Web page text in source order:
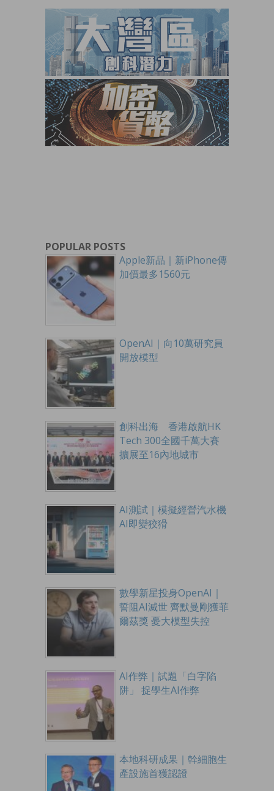
POPULAR POSTS
Apple新品｜新iPhone傳
加價最多1560元
OpenAI｜向10萬研究員
開放模型
創科出海 香港啟航HK
Tech 300全國千萬大賽
擴展至16內地城市
AI測試｜模擬經營汽水機
AI即變狡猾
數學新星投身OpenAI｜
誓阻AI滅世 齊默曼剛獲菲
爾茲獎 憂大模型失控
AI作弊｜試題「白字陷
阱」 捉學生AI作弊
本地科研成果｜幹細胞生
產設施首獲認證